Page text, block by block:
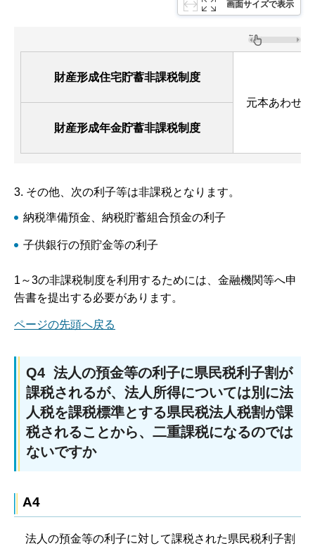
画面サイズで表示
財産形成住宅貯蓄非課税制度
元本あわせ
財産形成年金貯蓄非課税制度
3. その他、次の利子等は非課税となります。
納税準備預金、納税貯蓄組合預金の利子
子供銀行の預貯金等の利子
1～3の非課税制度を利用するためには、金融機関等へ申
告書を提出する必要があります。
ページの先頭へ戻る
Q4 法人の預金等の利子に県民税利子割が
課税されるが、法人所得については別に法
人税を課税標準とする県民税法人税割が課
税されることから、二重課税になるのでは
ないですか
A4
法人の預金等の利子に対して課税された県民税利子割